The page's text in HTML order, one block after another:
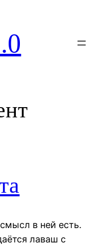
в ней есть.
лаваш с